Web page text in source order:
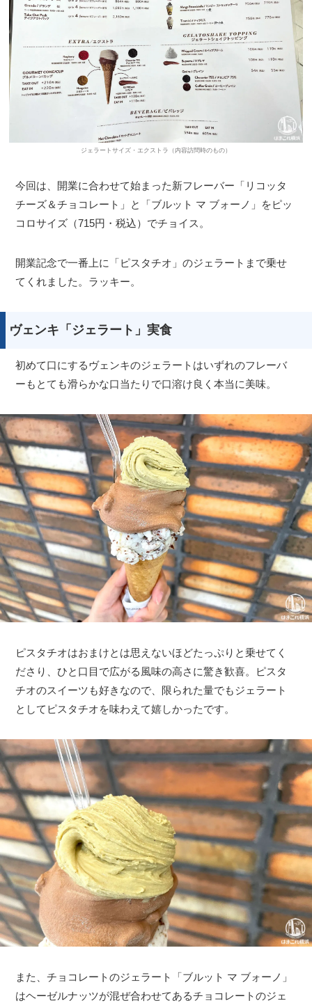
ジェラートサイズ・エクストラ（内容訪問時のもの）
今回は、開業に合わせて始まった新フレーバー「リコッタ
チーズ＆チョコレート」と「ブルット マ ブォーノ」をピッ
コロサイズ（715円・税込）でチョイス。
開業記念で一番上に「ピスタチオ」のジェラートまで乗せ
てくれました。ラッキー。
ヴェンキ「ジェラート」実食
初めて口にするヴェンキのジェラートはいずれのフレーバ
ーもとても滑らかな口当たりで口溶け良く本当に美味。
ピスタチオはおまけとは思えないほどたっぷりと乗せてく
ださり、ひと口目で広がる風味の高さに驚き歓喜。ピスタ
チオのスイーツも好きなので、限られた量でもジェラート
としてピスタチオを味わえて嬉しかったです。
また、チョコレートのジェラート「ブルット マ ブォーノ」
はヘーゼルナッツが混ぜ合わせてあるチョコレートのジェ